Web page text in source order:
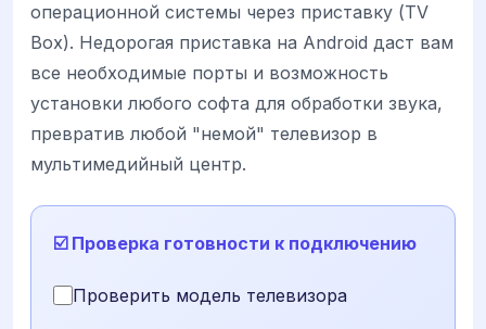
операционной системы через приставку (TV
Box). Недорогая приставка на Android даст вам
все необходимые порты и возможность
установки любого софта для обработки звука,
превратив любой "немой" телевизор в
мультимедийный центр.
☑️ Проверка готовности к подключению
Проверить модель телевизора